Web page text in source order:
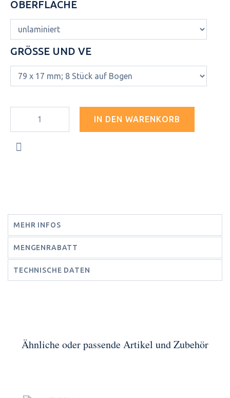
OBERFLÄCHE
GRÖSSE UND VE
IN DEN WARENKORB
MEHR INFOS
MENGENRABATT
TECHNISCHE DATEN
Ähnliche oder passende Artikel und Zubehör